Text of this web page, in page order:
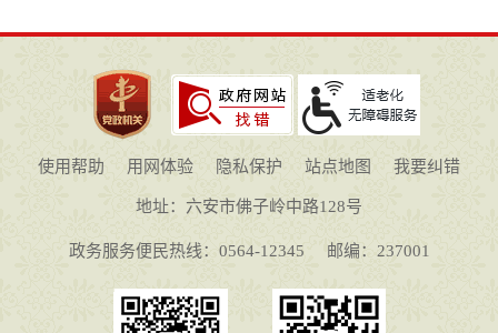
使用帮助 用网体验 隐私保护 站点地图 我要纠错
地址：六安市佛子岭中路128号
政务服务便民热线：0564-12345 邮编：237001